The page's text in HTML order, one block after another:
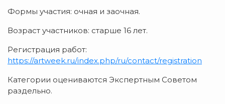
Формы участия: очная и заочная.
Возраст участников: старше 16 лет.
Регистрация работ:
https://artweek.ru/index.php/ru/contact/registration
Категории оцениваются Экспертным Советом
раздельно.